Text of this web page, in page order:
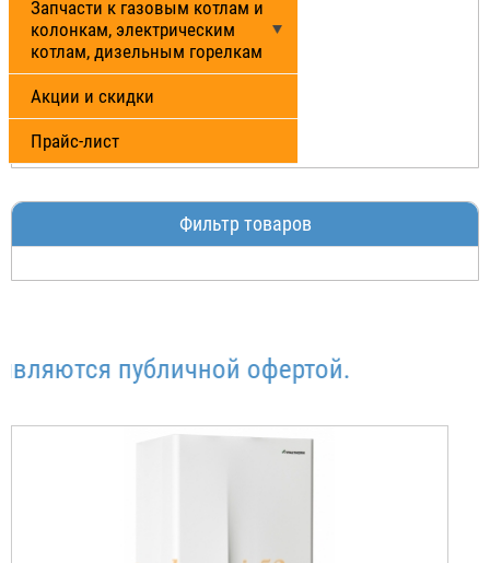
Запчасти к газовым котлам и
колонкам, электрическим
котлам, дизельным горелкам
Акции и скидки
Прайс-лист
Фильтр товаров
публичной офертой.